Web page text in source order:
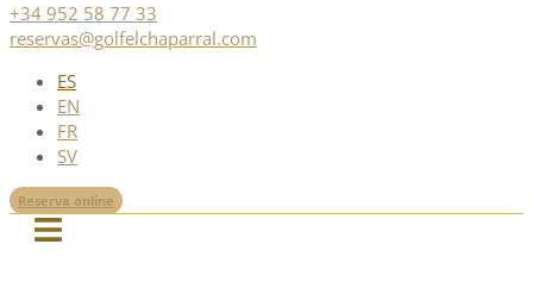
+34 952 58 77 33
reservas@golfelchaparral.com
ES
EN
FR
SV
Reserva online